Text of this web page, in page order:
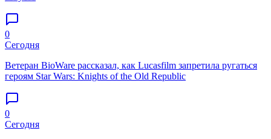
0
Сегодня
Ветеран BioWare рассказал, как Lucasfilm запретила ругаться
героям Star Wars: Knights of the Old Republic
0
Сегодня